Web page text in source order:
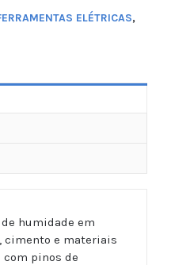
ELÉTRICAS,
humidade em
cimento e materiais
com pinos de